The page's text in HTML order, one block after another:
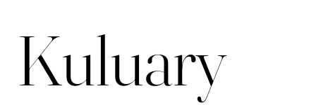
Kuluary